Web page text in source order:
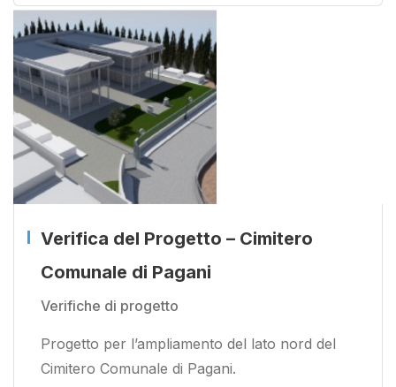
Verifica del Progetto – Cimitero
Comunale di Pagani
Verifiche di progetto
Progetto per l’ampliamento del lato nord del
Cimitero Comunale di Pagani.